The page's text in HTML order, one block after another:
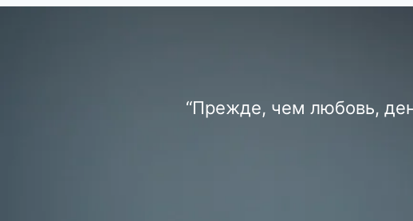
“Прежде, чем любовь,